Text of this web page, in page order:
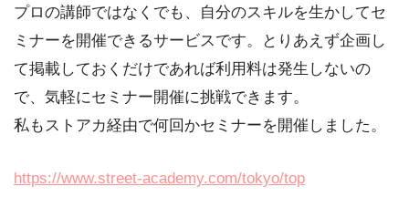
プロの講師ではなくでも、自分のスキルを生かしてセ
ミナーを開催できるサービスです。とりあえず企画し
て掲載しておくだけであれば利用料は発生しないの
で、気軽にセミナー開催に挑戦できます。
私もストアカ経由で何回かセミナーを開催しました。
https://www.street-academy.com/tokyo/top